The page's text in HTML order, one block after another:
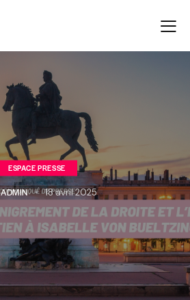
ESPACE PRESSE
ADMIN 18 avril 2025